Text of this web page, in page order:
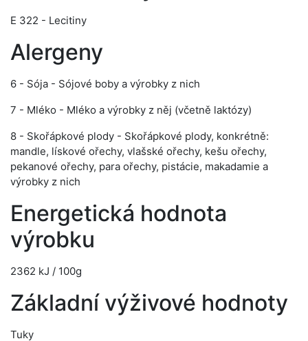
E 322 - Lecitiny
Alergeny
6 - Sója - Sójové boby a výrobky z nich
7 - Mléko - Mléko a výrobky z něj (včetně laktózy)
8 - Skořápkové plody - Skořápkové plody, konkrétně:
mandle, lískové ořechy, vlašské ořechy, kešu ořechy,
pekanové ořechy, para ořechy, pistácie, makadamie a
výrobky z nich
Energetická hodnota
výrobku
2362 kJ / 100g
Základní výživové hodnoty
Tuky